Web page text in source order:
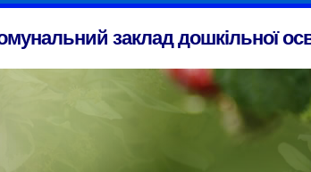
заклад дошкільної